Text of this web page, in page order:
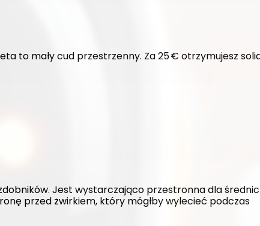
to mały cud przestrzenny. Za 25 € otrzymujesz
Jest wystarczająco przestronna dla
przed żwirkiem, który mógłby wylecieć podczas